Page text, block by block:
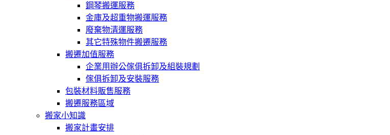
鋼琴搬運服務
金庫及超重物搬運服務
廢棄物清運服務
其它特殊物件搬遷服務
搬遷加值服務
企業用辦公傢俱拆卸及組裝規劃
傢俱拆卸及安裝服務
包裝材料販售服務
搬遷服務區域
搬家小知識
搬家計畫安排